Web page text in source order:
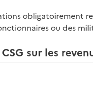
obligatoirement
ou des
sur les